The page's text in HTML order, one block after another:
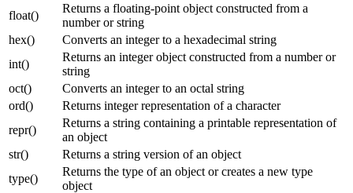
float()
Returns a floating-point object constructed from a
number or string
hex()
Converts an integer to a hexadecimal string
int()
Returns an integer object constructed from a number or
string
oct()
Converts an integer to an octal string
ord()
Returns integer representation of a character
repr()
Returns a string containing a printable representation of
an object
str()
Returns a string version of an object
type()
Returns the type of an object or creates a new type
object